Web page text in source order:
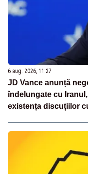
6 aug. 2026, 11:27
JD Vance anunță
îndelungate cu
existența discuțiilor